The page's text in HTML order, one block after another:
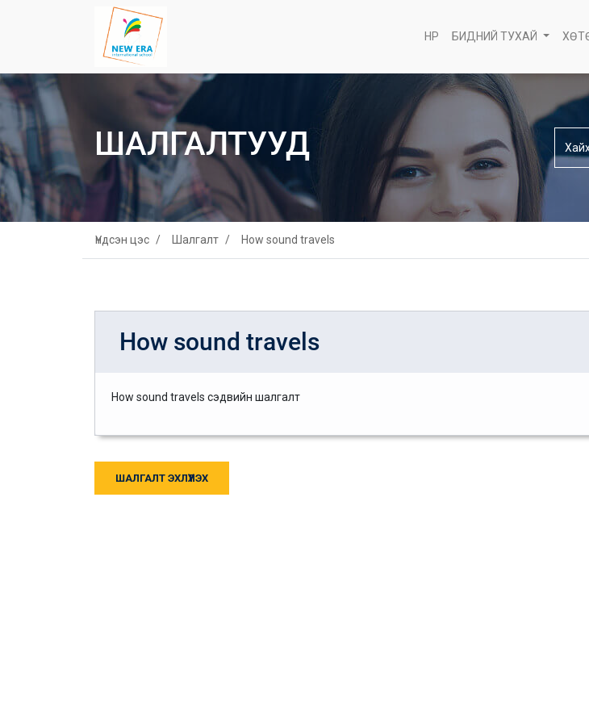
НҮҮР БИДНИЙ ТУХАЙ
ШАЛГАЛТУУД
Үндсэн цэс Шалгалт How sound travels
How sound travels
How sound travels сэдвийн шалгалт
ШАЛГАЛТ ЭХЛҮҮЛЭХ